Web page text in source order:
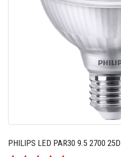
PHILIPS LED PAR30 9.5 2700 25D